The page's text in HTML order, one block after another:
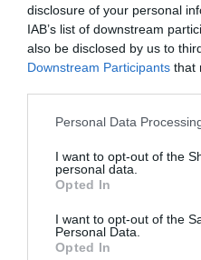
disclosure of your personal
IAB’s list of downstream
also be disclosed by us to
Downstream Participants that
Personal Data
I want to opt-out of the
personal data.
Opted In
I want to opt-out of the
Personal Data.
Opted In